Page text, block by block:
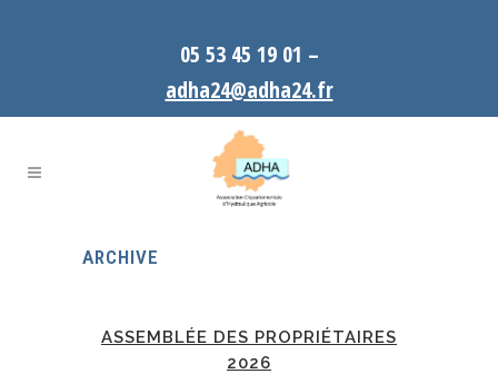
05 53 45 19 01 –
adha24@adha24.fr
ARCHIVE
ASSEMBLÉE DES PROPRIÉTAIRES
2026